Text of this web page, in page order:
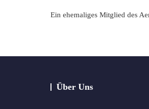
Ein ehemaliges Mitglied des
Über Uns